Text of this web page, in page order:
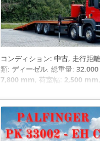
コンディション: 中古, 走行距
類: ディーゼル, 総重量: 32,000
7,800 mm, 荷室幅: 2,500 mm